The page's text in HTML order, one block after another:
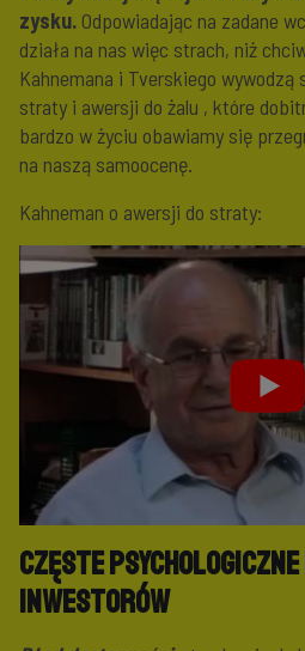
zysku. Odpowiadając na zadane
działa na nas więc strach, niż
Kahnemana i Tverskiego
straty i awersji do żalu , które
bardzo w życiu obawiamy się
na naszą samoocenę.
Kahneman o awersji do straty:
Częste psychologiczne
inwestorów